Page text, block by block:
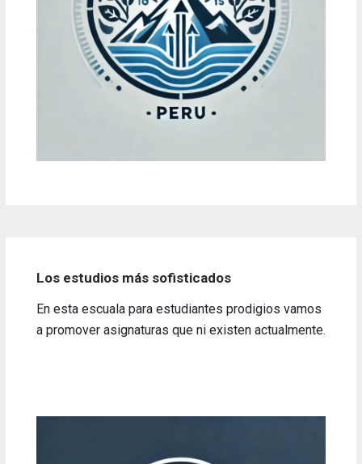
Los estudios más sofisticados
En esta escuala para estudiantes prodigios vamos
a promover asignaturas que ni existen actualmente.